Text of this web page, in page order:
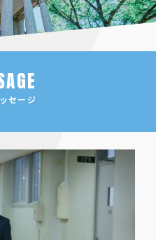
セージ